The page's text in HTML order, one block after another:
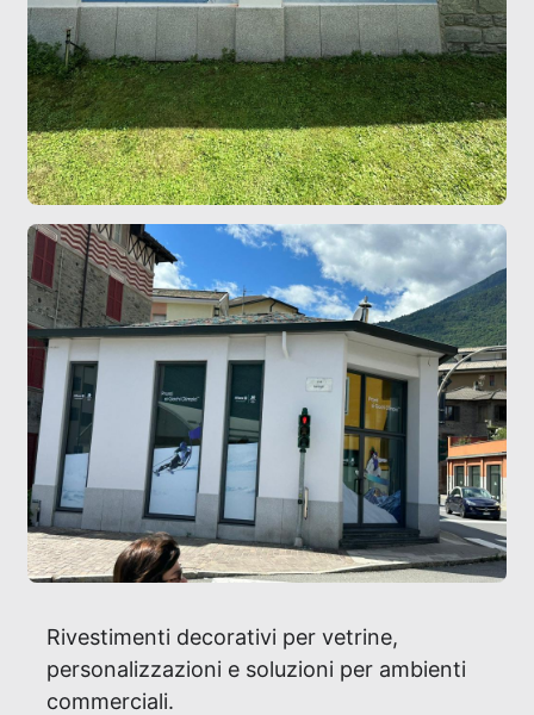
Rivestimenti decorativi per vetrine,
personalizzazioni e soluzioni per ambienti
commerciali.